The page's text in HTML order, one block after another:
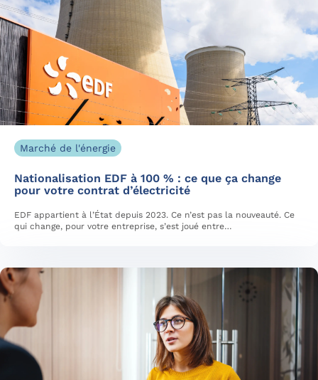
Marché de l'énergie
Nationalisation EDF à 100 % : ce que ça change
pour votre contrat d’électricité
EDF appartient à l’État depuis 2023. Ce n’est pas la nouveauté. Ce
qui change, pour votre entreprise, s’est joué entre…